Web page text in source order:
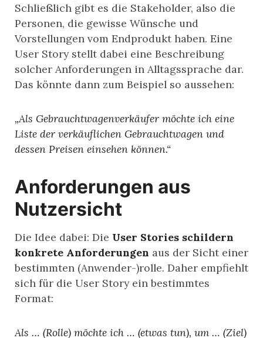
Schließlich gibt es die Stakeholder, also die
Personen, die gewisse Wünsche und
Vorstellungen vom Endprodukt haben. Eine
User Story stellt dabei eine Beschreibung
solcher Anforderungen in Alltagssprache dar.
Das könnte dann zum Beispiel so aussehen:
„Als Gebrauchtwagenverkäufer möchte ich eine
Liste der verkäuflichen Gebrauchtwagen und
dessen Preisen einsehen können.“
Anforderungen aus
Nutzersicht
Die Idee dabei: Die User Stories schildern
konkrete Anforderungen aus der Sicht einer
bestimmten (Anwender-)rolle. Daher empfiehlt
sich für die User Story ein bestimmtes
Format:
Als … (Rolle) möchte ich … (etwas tun), um … (Ziel)